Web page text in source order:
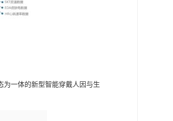
为一体的新型智能穿戴人因与生